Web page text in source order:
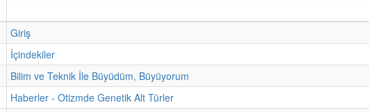
Giriş
İçindekiler
Bilim ve Teknik İle Büyüdüm, Büyüyorum
Haberler - Otizmde Genetik Alt Türler